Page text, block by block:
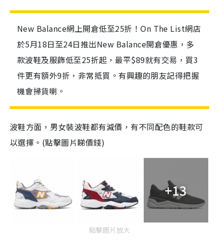
New Balance網上開倉低至25折！On The List網店
於5月18日至24日推出New Balance開倉優惠，多
款波鞋及服飾低至25折起，最平$89就有交易，買3
件更有額外9折，非常抵買。有興趣的朋友記得把握
機會掃貨喇。
波鞋方面，男女裝波鞋都有減價，有不同配色的鞋款可
以選擇。(點擊圖片睇價錢)
+13
點擊圖片放大